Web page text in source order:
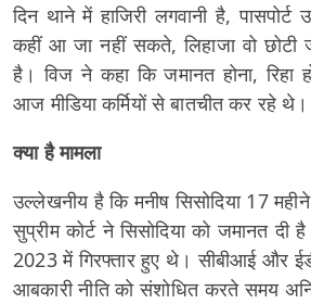
दिन थाने में हाजिरी लगवानी है,
कहीं आ जा नहीं सकते, लिहाजा वो
है। विज ने कहा कि जमानत होना, रिहा
आज मीडिया कर्मियों से बातचीत कर रहे थे।
क्या है मामला
उल्लेखनीय है कि मनीष सिसोदिया 17
सुप्रीम कोर्ट ने सिसोदिया को जमानत दी
2023 में गिरफ्तार हुए थे। सीबीआई और
आबकारी नीति को संशोधित करते समय